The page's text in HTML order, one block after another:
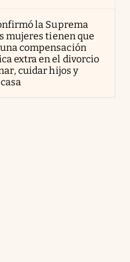
la Suprema
mujeres tienen que
compensación
extra en el divorcio
cuidar hijos y